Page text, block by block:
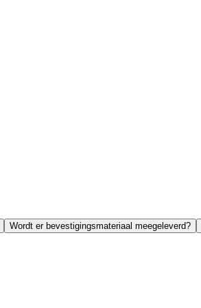
Wordt er bevestigingsmateriaal meegeleverd?